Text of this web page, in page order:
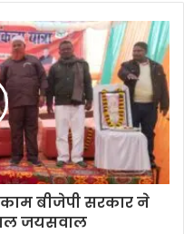
बीजेपी सरकार ने
जयसवाल